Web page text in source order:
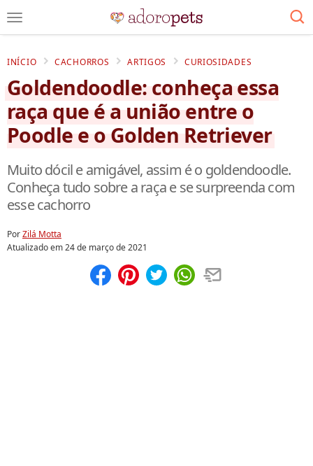
INÍCIO CACHORROS ARTIGOS CURIOSIDADES
Goldendoodle: conheça essa
raça que é a união entre o
Poodle e o Golden Retriever
Muito dócil e amigável, assim é o goldendoodle.
Conheça tudo sobre a raça e se surpreenda com
esse cachorro
PorZilá Motta
Atualizado em24 de março de 2021